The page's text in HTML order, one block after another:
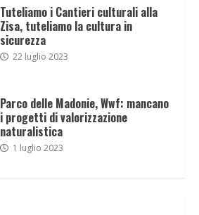
Tuteliamo i Cantieri culturali alla
Zisa, tuteliamo la cultura in
sicurezza
22 luglio 2023
Parco delle Madonie, Wwf: mancano
i progetti di valorizzazione
naturalistica
1 luglio 2023